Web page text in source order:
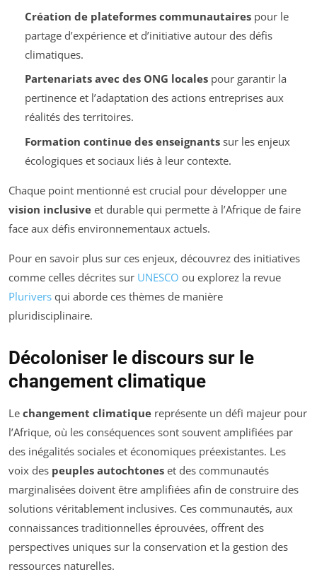
Création de plateformes communautairespour le
partage d’expérience et d’initiative autour des défis
climatiques.
Partenariats avec des ONG localespour garantir la
pertinence et l’adaptation des actions entreprises aux
réalités des territoires.
Formation continue des enseignantssur les enjeux
écologiques et sociaux liés à leur contexte.
Chaque point mentionné est crucial pour développer une
vision inclusive et durable qui permette à l’Afrique de faire
face aux défis environnementaux actuels.
Pour en savoir plus sur ces enjeux, découvrez des initiatives
comme celles décrites sur UNESCO ou explorez la revue
Plurivers qui aborde ces thèmes de manière
pluridisciplinaire.
Décoloniser le discours sur le
changement climatique
Le changement climatique représente un défi majeur pour
l’Afrique, où les conséquences sont souvent amplifiées par
des inégalités sociales et économiques préexistantes. Les
voix des peuples autochtones et des communautés
marginalisées doivent être amplifiées afin de construire des
solutions véritablement inclusives. Ces communautés, aux
connaissances traditionnelles éprouvées, offrent des
perspectives uniques sur la conservation et la gestion des
ressources naturelles.